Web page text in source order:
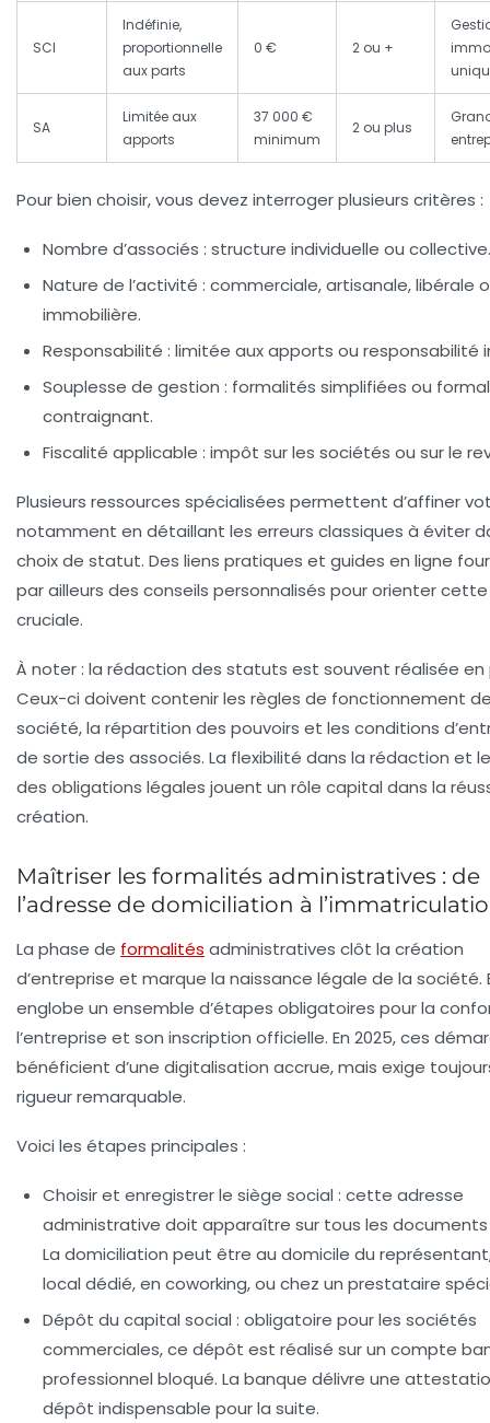
SCI
Indéfinie,
proportionnelle
aux parts
0 € 2 ou +
SA
Limitée aux
apports
37 000 €
minimum
2 ou plus
Pour bien choisir, vous devez interroger plusieurs critères :
Nombre d’associés : structure individuelle ou collective.
Nature de l’activité : commerciale, artisanale, libérale
immobilière.
Responsabilité : limitée aux apports ou responsabilité
Souplesse de gestion : formalités simplifiées ou
contraignant.
Fiscalité applicable : impôt sur les sociétés ou sur le
Plusieurs ressources spécialisées permettent d’affiner
notamment en détaillant les erreurs classiques à éviter
choix de statut. Des liens pratiques et guides en ligne
par ailleurs des conseils personnalisés pour orienter
cruciale.
À noter : la rédaction des statuts est souvent réalisée en
Ceux-ci doivent contenir les règles de fonctionnement
société, la répartition des pouvoirs et les conditions
de sortie des associés. La flexibilité dans la rédaction et
des obligations légales jouent un rôle capital dans la
création.
Maîtriser les formalités administratives : de
l’adresse de domiciliation à
La phase de formalités administratives clôt la création
d’entreprise et marque la naissance légale de la société.
englobe un ensemble d’étapes obligatoires pour la
l’entreprise et son inscription officielle. En 2025, ces
bénéficient d’une digitalisation accrue, mais exige
rigueur remarquable.
Voici les étapes principales :
Choisir et enregistrer le siège social : cette adresse
administrative doit apparaître sur tous les
La domiciliation peut être au domicile du
local dédié, en coworking, ou chez un prestataire
Dépôt du capital social : obligatoire pour les sociétés
commerciales, ce dépôt est réalisé sur un compte
professionnel bloqué. La banque délivre une
dépôt indispensable pour la suite.